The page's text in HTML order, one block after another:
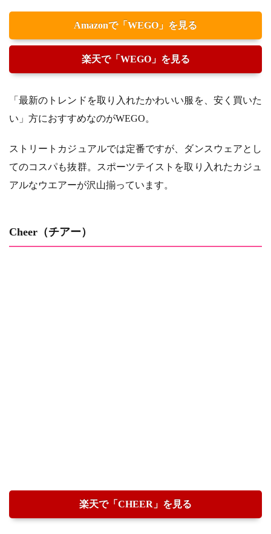
Amazonで「WEGO」を見る
楽天で「WEGO」を見る
「最新のトレンドを取り入れたかわいい服を、安く買いた
い」方におすすめなのがWEGO。
ストリートカジュアルでは定番ですが、ダンスウェアとし
てのコスパも抜群。スポーツテイストを取り入れたカジュ
アルなウエアーが沢山揃っています。
Cheer（チアー）
楽天で「CHEER」を見る